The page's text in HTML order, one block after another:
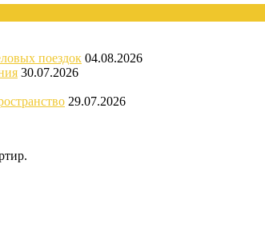
поездок 04.08.2026
30.07.2026
29.07.2026